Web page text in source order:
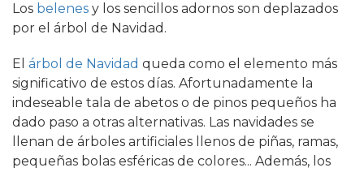
Los belenes y los sencillos adornos son deplazados
por el árbol de Navidad.
El árbol de Navidad queda como el elemento más
significativo de estos días. Afortunadamente la
indeseable tala de abetos o de pinos pequeños ha
dado paso a otras alternativas. Las navidades se
llenan de árboles artificiales llenos de piñas, ramas,
pequeñas bolas esféricas de colores... Además, los